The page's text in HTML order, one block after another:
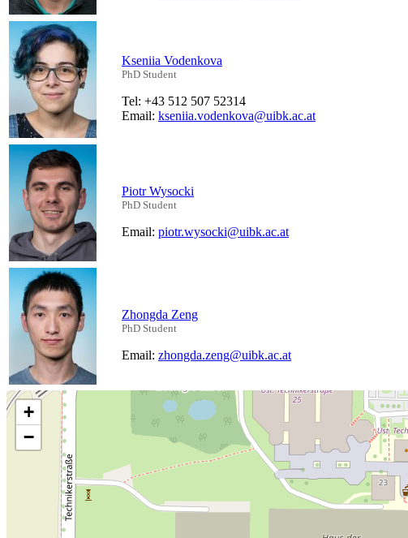
Kseniia Vodenkova
PhD Student
Tel: +43 512 507 52314
Email: kseniia.vodenkova@uibk.ac.at
Piotr Wysocki
PhD Student
Email: piotr.wysocki@uibk.ac.at
Zhongda Zeng
PhD Student
Email: zhongda.zeng@uibk.ac.at
+
−